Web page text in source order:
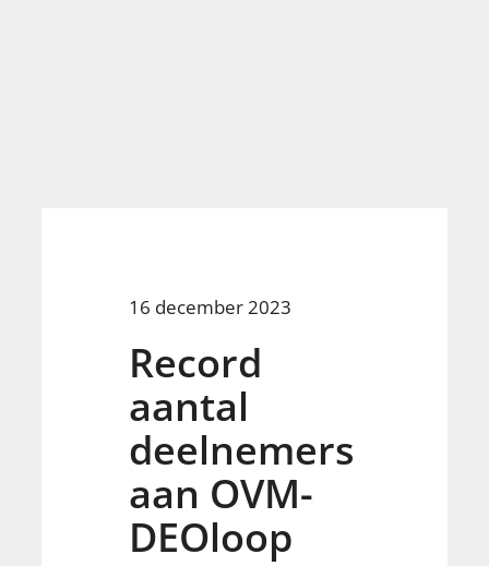
16 december 2023
Record
aantal
deelnemers
aan OVM-
DEOloop